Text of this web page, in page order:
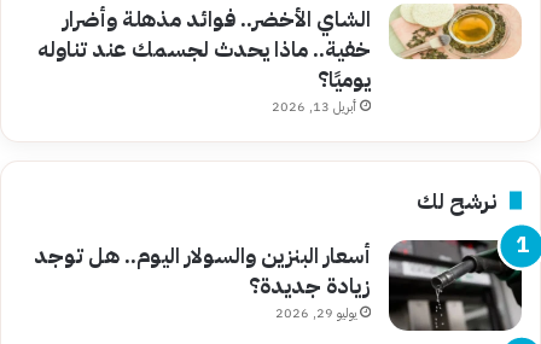
الشاي الأخضر.. فوائد مذهلة وأضرار
خفية.. ماذا يحدث لجسمك عند تناوله
يوميًا؟
أبريل 13, 2026
نرشح لك
أسعار البنزين والسولار اليوم.. هل توجد
زيادة جديدة؟
يوليو 29, 2026